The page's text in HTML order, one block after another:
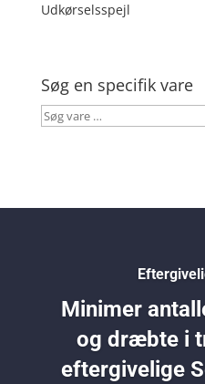
Udkørselsspejl
Søg en specifik vare
Søg
Minimer
og dræbte i
eftergivelige